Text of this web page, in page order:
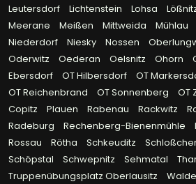
Leutersdorf
Lichtenstein Lohsa
Meerane
Meißen Mittweida Mühlau
Niederdorf
Niesky Nossen
Oderwitz
Oederan Oelsnitz Ohorn
Ebersdorf
OT Hilbersdorf OT
OT Reichenbrand
OT Sonnenberg OT
Copitz
Plauen Rabenau Rackwitz
Radeburg
Rechenberg-Bienenmühle
Rossau
Rötha Schkeuditz
Schöpstal
Schwepnitz Sehmatal
Truppenübungsplatz Oberlausitz